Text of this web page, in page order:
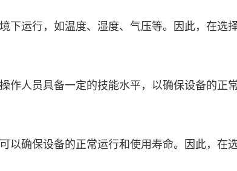
下运行，如温度、湿度、气压等。因此，在选
作人员具备一定的技能水平，以确保设备的正
以确保设备的正常运行和使用寿命。因此，在